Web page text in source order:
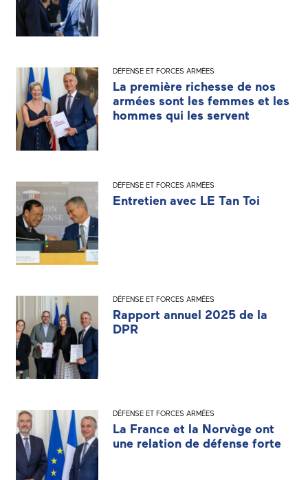
DÉFENSE ET FORCES ARMÉES
La première richesse de nos
armées sont les femmes et les
hommes qui les servent
DÉFENSE ET FORCES ARMÉES
Entretien avec LE Tan Toi
DÉFENSE ET FORCES ARMÉES
Rapport annuel 2025 de la
DPR
DÉFENSE ET FORCES ARMÉES
La France et la Norvège ont
une relation de défense forte